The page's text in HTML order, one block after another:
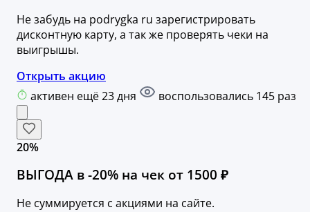
Не забудь на podrygka ru зарегистрировать
дисконтную карту, а так же проверять чеки на
выигрышы.
Открыть акцию
активен ещё 23 дня
воспользовались 145 раз
20%
ВЫГОДА в -20% на чек от 1500 ₽
Не суммируется c акциями на сайте.